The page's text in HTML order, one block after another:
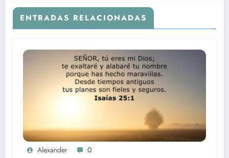
ENTRADAS RELACIONADAS
Alexander 0